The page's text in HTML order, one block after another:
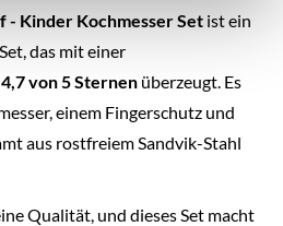
- Kinder Kochmesser Set ist ein
das mit einer
von 5 Sternen überzeugt. Es
einem Fingerschutz und
aus rostfreiem Sandvik-Stahl
Qualität, und dieses Set macht